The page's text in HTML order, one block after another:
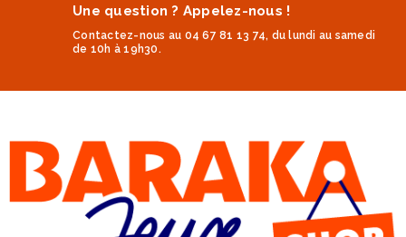
Une question ? Appelez-nous !
Contactez-nous au 04 67 81 13 74, du lundi au samedi
de 10h à 19h30.